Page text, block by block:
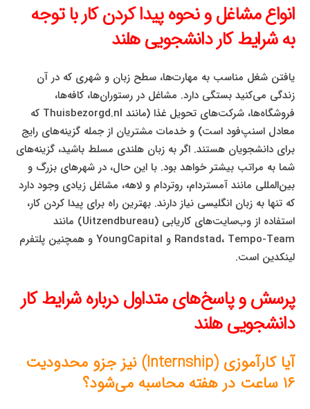
انواع مشاغل و نحوه پیدا کردن کار با توجه
به شرایط کار دانشجویی هلند
یافتن شغل مناسب به مهارت‌ها، سطح زبان و شهری که در آن
زندگی می‌کنید بستگی دارد. مشاغل در رستوران‌ها، کافه‌ها،
فروشگاه‌ها، شرکت‌های تحویل غذا (مانند Thuisbezorgd.nl که
معادل اسنپ‌فود است) و خدمات مشتریان از جمله گزینه‌های رایج
برای دانشجویان هستند. اگر به زبان هلندی مسلط باشید، گزینه‌های
شما به مراتب بیشتر خواهد بود. با این حال، در شهرهای بزرگ و
بین‌المللی مانند آمستردام، روتردام و لاهه، مشاغل زیادی وجود دارد
که تنها به زبان انگلیسی نیاز دارند. بهترین راه برای پیدا کردن کار،
استفاده از وب‌سایت‌های کاریابی (Uitzendbureau) مانند
Randstad، Tempo-Team و YoungCapital و همچنین پلتفرم
لینکدین است.
پرسش و پاسخ‌های متداول درباره شرایط کار
دانشجویی هلند
آیا کارآموزی (Internship) نیز جزو محدودیت
۱۶ ساعت در هفته محاسبه می‌شود؟